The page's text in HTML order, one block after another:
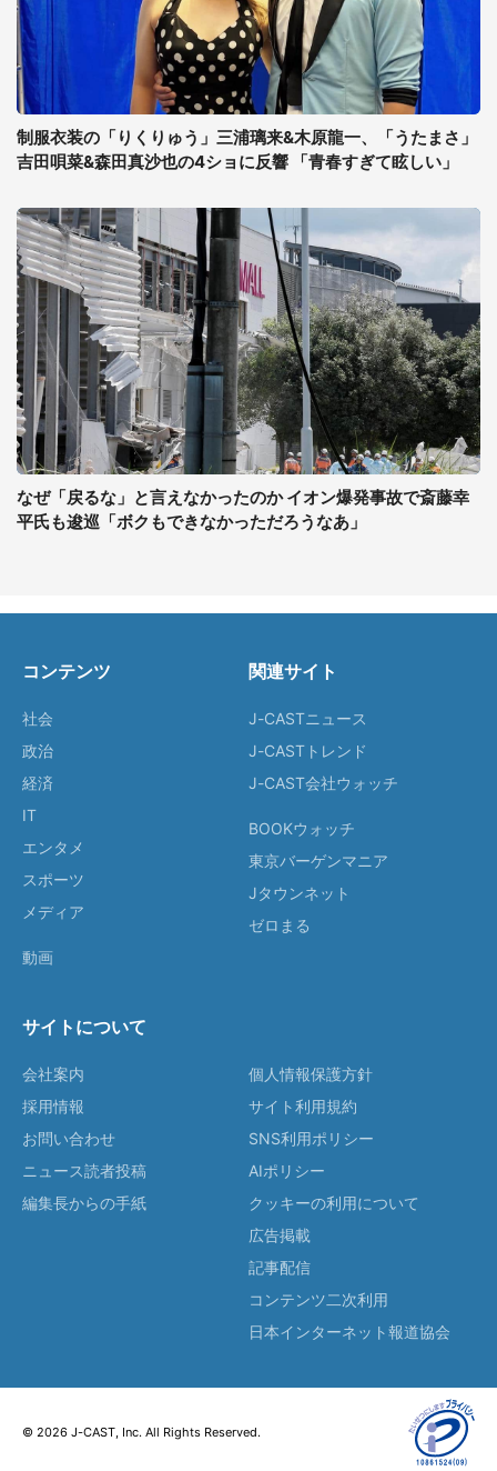
制服衣装の「りくりゅう」三浦璃来&木原龍一、「うたまさ」
吉田唄菜&森田真沙也の4ショに反響 「青春すぎて眩しい」
なぜ「戻るな」と言えなかったのか イオン爆発事故で斎藤幸
平氏も逡巡「ボクもできなかっただろうなあ」
コンテンツ
社会
政治
経済
IT
エンタメ
スポーツ
メディア
動画
関連サイト
J-CASTニュース
J-CASTトレンド
J-CAST会社ウォッチ
BOOKウォッチ
東京バーゲンマニア
Jタウンネット
ゼロまる
サイトについて
会社案内
採用情報
お問い合わせ
ニュース読者投稿
編集長からの手紙
個人情報保護方針
サイト利用規約
SNS利用ポリシー
AIポリシー
クッキーの利用について
広告掲載
記事配信
コンテンツ二次利用
日本インターネット報道協会
© 2026 J-CAST, Inc. All Rights Reserved.